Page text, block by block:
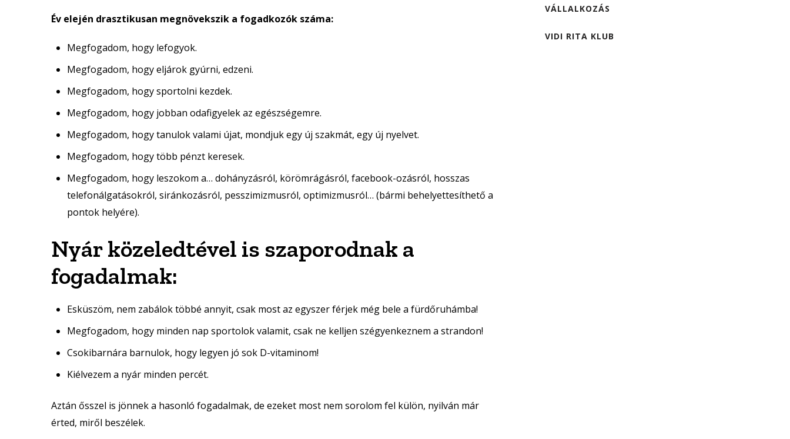
Év elején drasztikusan megnövekszik a fogadkozók száma:
Megfogadom, hogy lefogyok.
Megfogadom, hogy eljárok gyúrni, edzeni.
Megfogadom, hogy sportolni kezdek.
Megfogadom, hogy jobban odafigyelek az egészségemre.
Megfogadom, hogy tanulok valami újat, mondjuk egy új szakmát, egy új nyelvet.
Megfogadom, hogy több pénzt keresek.
Megfogadom, hogy leszokom a… dohányzásról, körömrágásról, facebook-ozásról, hosszas
telefonálgatásokról, siránkozásról, pesszimizmusról, optimizmusról… (bármi behelyettesíthető a
pontok helyére).
Nyár közeledtével is szaporodnak a
fogadalmak:
Esküszöm, nem zabálok többé annyit, csak most az egyszer férjek még bele a fürdőruhámba!
Megfogadom, hogy minden nap sportolok valamit, csak ne kelljen szégyenkeznem a strandon!
Csokibarnára barnulok, hogy legyen jó sok D-vitaminom!
Kiélvezem a nyár minden percét.
Aztán ősszel is jönnek a hasonló fogadalmak, de ezeket most nem sorolom fel külön, nyilván már
érted, miről beszélek.
VÁLLALKOZÁS
VIDI RITA KLUB